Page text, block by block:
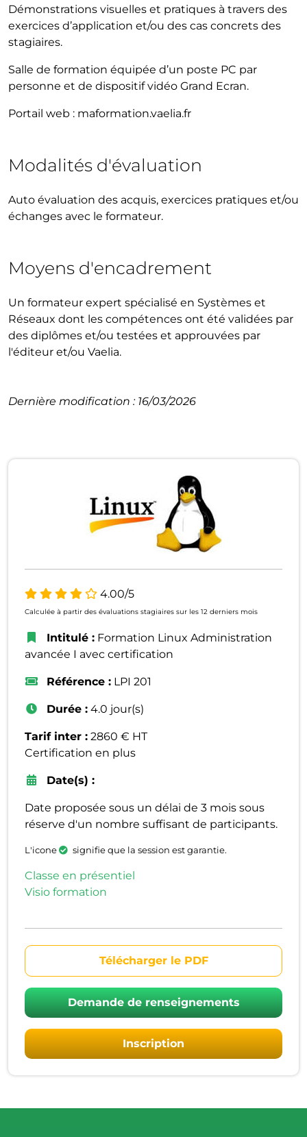
Démonstrations visuelles et pratiques à travers des
exercices d’application et/ou des cas concrets des
stagiaires.
Salle de formation équipée d’un poste PC par
personne et de dispositif vidéo Grand Ecran.
Portail web : maformation.vaelia.fr
Modalités d'évaluation
Auto évaluation des acquis, exercices pratiques et/ou
échanges avec le formateur.
Moyens d'encadrement
Un formateur expert spécialisé en Systèmes et
Réseaux dont les compétences ont été validées par
des diplômes et/ou testées et approuvées par
l'éditeur et/ou Vaelia.
Dernière modification : 16/03/2026
4.00/5
Calculée à partir des évaluations stagiaires sur les 12 derniers mois
Intitulé : Formation Linux Administration
avancée I avec certification
Référence : LPI 201
Durée : 4.0 jour(s)
Tarif inter : 2860 € HT
Certification en plus
Date(s) :
Date proposée sous un délai de 3 mois sous
réserve d'un nombre suffisant de participants.
L'icone signifie que la session est garantie.
Classe en présentiel
Visio formation
Télécharger le PDF
Demande de renseignements
Inscription